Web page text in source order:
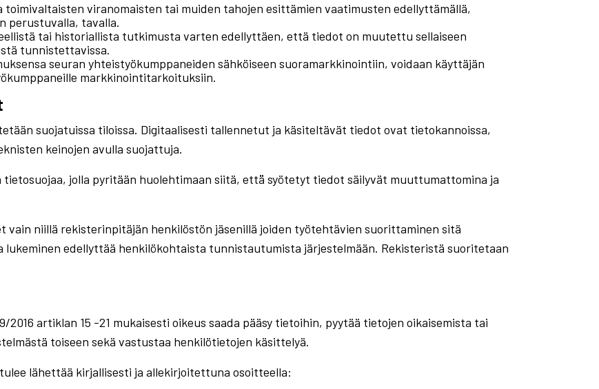
viranomaisten tai muiden tahojen esittämien vaatimusten edellyttämällä,
perustuvalla, tavalla.
tai historiallista tutkimusta varten edellyttäen, että tiedot on muutettu sellaiseen
tunnistettavissa.
seuran yhteistyökumppaneiden sähköiseen suoramarkkinointiin, voidaan käyttäjän
markkinointitarkoituksiin.
suojatuissa tiloissa. Digitaalisesti tallennetut ja käsiteltävät tiedot ovat tietokannoissa,
keinojen avulla suojattuja.
jolla pyritään huolehtimaan siitä, että̈ syötetyt tiedot säilyvät muuttumattomina ja
niillä rekisterinpitäjän henkilöstön jäsenillä joiden työtehtävien suorittaminen sitä
lukeminen edellyttää henkilökohtaista tunnistautumista järjestelmään. Rekisteristä suoritetaan
artiklan 15 -21 mukaisesti oikeus saada pääsy tietoihin, pyytää tietojen oikaisemista tai
toiseen sekä vastustaa henkilötietojen käsittelyä.
lähettää kirjallisesti ja allekirjoitettuna osoitteella: